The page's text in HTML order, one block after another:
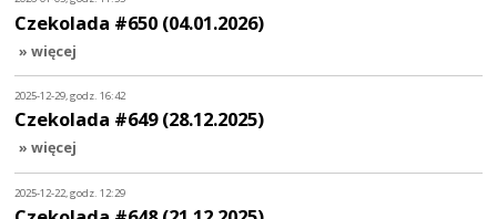
Czekolada #650 (04.01.2026)
» więcej
2025-12-29, godz. 16:42
Czekolada #649 (28.12.2025)
» więcej
2025-12-22, godz. 12:29